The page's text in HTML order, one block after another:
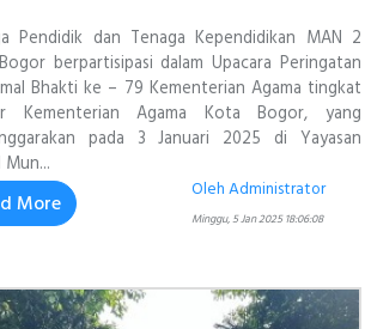
Pendidik dan Tenaga Kependidikan MAN 2
berpartisipasi dalam Upacara Peringatan
Bhakti ke – 79 Kementerian Agama tingkat
Kementerian Agama Kota Bogor, yang
pada 3 Januari 2025 di Yayasan
More
Oleh Administrator
Minggu, 5 Jan 2025 18:06:08